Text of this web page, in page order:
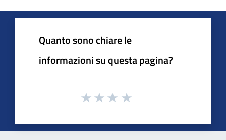
Quanto sono chiare le
informazioni su questa pagina?